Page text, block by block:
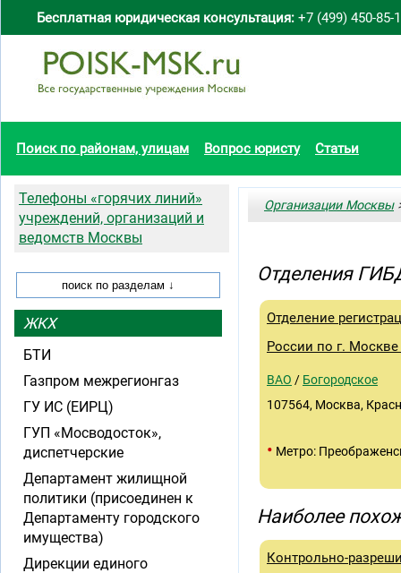
Бесплатная юридическая консультация: +7 (499) 450-85-
Поиск по районам, улицам Вопрос юристу Статьи
Организации Москвы
Отделения
Отделение
России по г.
ВАО / Богородское
107564, Москва,
• Метро:
Наиболее
Контрольно-
Телефоны «горячих линий»
учреждений, организаций и
ведомств Москвы
ЖКХ
БТИ
Газпром межрегионгаз
ГУ ИС (ЕИРЦ)
ГУП «Мосводосток»,
диспетчерские
Департамент жилищной
политики (присоединен к
Департаменту городского
имущества)
Дирекции единого